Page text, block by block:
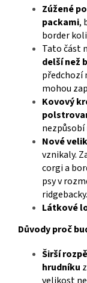
Zúžené
packami,
border
Tato část
delší než
předchozí
mohou
Kovový
Nové
vznikaly.
corgi a
psy v
ridgebacky.
Látkové
Důvody proč
Širší
hrudníku